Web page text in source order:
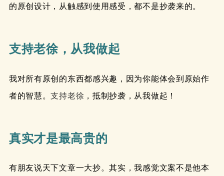
的原创设计，从触感到使用感受，都不是抄袭来的。
支持老徐，从我做起
我对所有原创的东西都感兴趣，因为你能体会到原始作
者的智慧。支持老徐 ，抵制抄袭，从我做起！
真实才是最高贵的
有朋友说天下文章一大抄。其实，我感觉文案不是他本